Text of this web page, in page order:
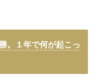
。１年で何が起こっ